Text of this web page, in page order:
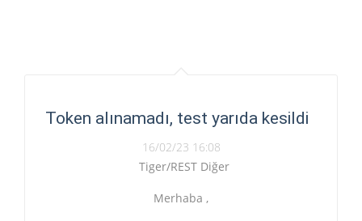
Token alınamadı, test yarıda kesildi
16/02/23 16:08
Tiger/REST Diğer
Merhaba ,